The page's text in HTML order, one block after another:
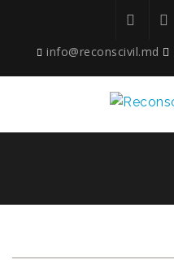
info@reconscivil.md